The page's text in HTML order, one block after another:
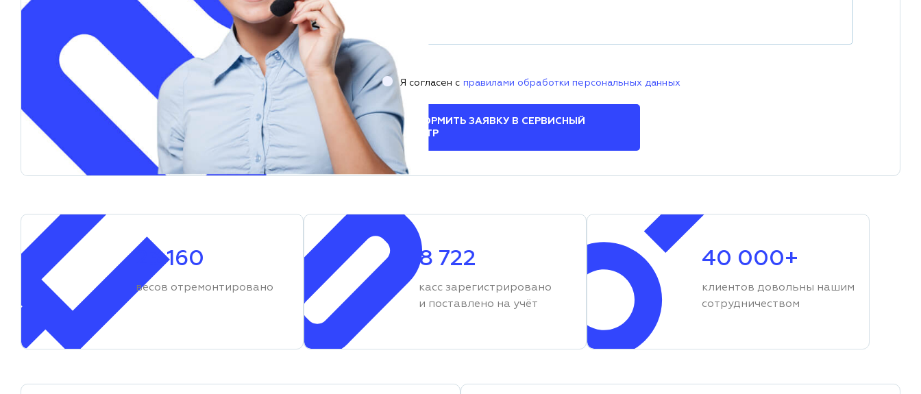
Я согласен с правилами обработки персональных данных
ОФОРМИТЬ ЗАЯВКУ В СЕРВИСНЫЙ
ЦЕНТР
23 160
весов отремонтировано
8 722
касс зарегистрировано
и поставлено на учёт
40 000+
клиентов довольны нашим
сотрудничеством